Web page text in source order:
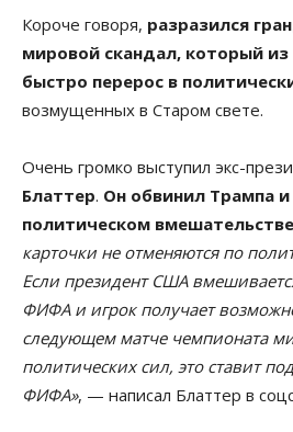
Короче говоря, разразился
мировой скандал, который
быстро перерос в
возмущенных в Старом свете.
Очень громко выступил экс-
Блаттер. Он обвинил Трампа и
политическом
карточки не отменяются по
Если президент США
ФИФА и игрок получает
следующем матче чемпионата
политических сил, это ставит
ФИФА», — написал Блаттер в